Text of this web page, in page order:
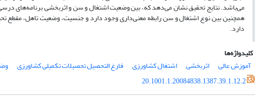
می‌باشد. نتایج تحقیق نشان می‌دهد که، بین وضعیت اشتغال و سن و اثربخشی برنامه‌های
همچنین بین نوع اشتغال و سن رابطه معنی‌داری وجود دارد و جنسیت، وضعیت تاهل، مقطع
دارد.
کلیدواژه‌ها
آموزش عالی
اثربخشی اشتغال کشاورزی فارغ التحصیل تحصیلات تکمیلی کشاورزی
20.1001.1.20084838.1387.39.1.12.2